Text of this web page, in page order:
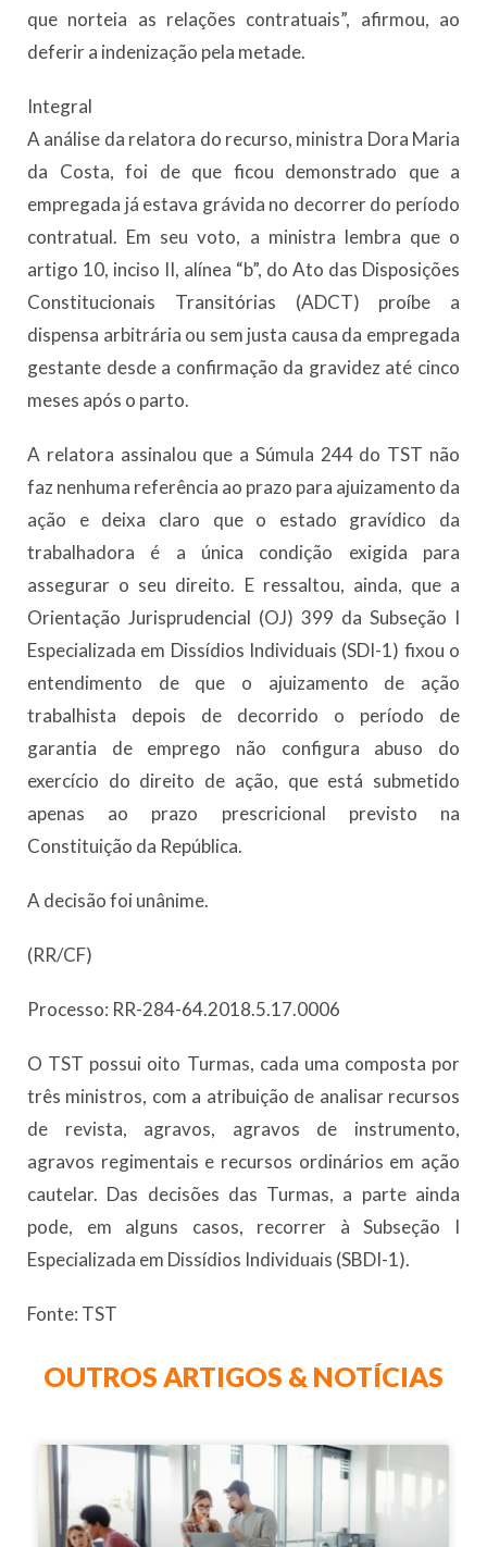
que norteia as relações contratuais”, afirmou, ao
deferir a indenização pela metade.
Integral
A análise da relatora do recurso, ministra Dora Maria
da Costa, foi de que ficou demonstrado que a
empregada já estava grávida no decorrer do período
contratual. Em seu voto, a ministra lembra que o
artigo 10, inciso II, alínea “b”, do Ato das Disposições
Constitucionais Transitórias (ADCT) proíbe a
dispensa arbitrária ou sem justa causa da empregada
gestante desde a confirmação da gravidez até cinco
meses após o parto.
A relatora assinalou que a Súmula 244 do TST não
faz nenhuma referência ao prazo para ajuizamento da
ação e deixa claro que o estado gravídico da
trabalhadora é a única condição exigida para
assegurar o seu direito. E ressaltou, ainda, que a
Orientação Jurisprudencial (OJ) 399 da Subseção I
Especializada em Dissídios Individuais (SDI-1) fixou o
entendimento de que o ajuizamento de ação
trabalhista depois de decorrido o período de
garantia de emprego não configura abuso do
exercício do direito de ação, que está submetido
apenas ao prazo prescricional previsto na
Constituição da República.
A decisão foi unânime.
(RR/CF)
Processo: RR-284-64.2018.5.17.0006
O TST possui oito Turmas, cada uma composta por
três ministros, com a atribuição de analisar recursos
de revista, agravos, agravos de instrumento,
agravos regimentais e recursos ordinários em ação
cautelar. Das decisões das Turmas, a parte ainda
pode, em alguns casos, recorrer à Subseção I
Especializada em Dissídios Individuais (SBDI-1).
Fonte: TST
OUTROS ARTIGOS & NOTÍCIAS